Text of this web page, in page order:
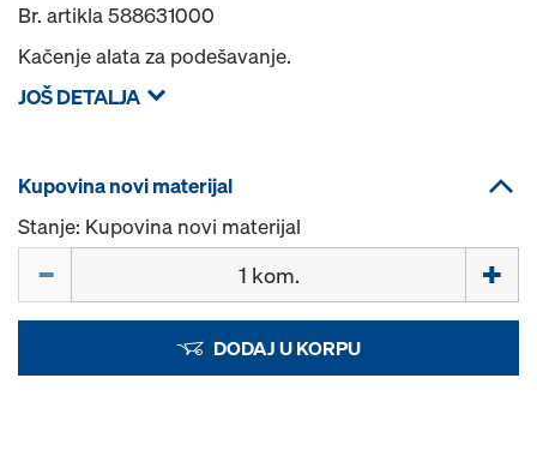
Br. artikla588631000
Kačenje alata za podešavanje.
JOŠ DETALJA
Kupovina novi materijal
Stanje: Kupovina novi materijal
DODAJ U KORPU